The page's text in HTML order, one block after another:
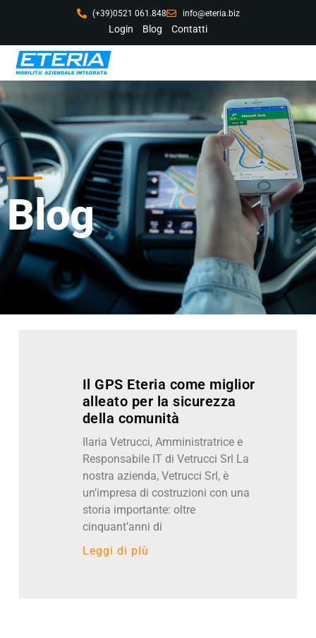
Login Blog Contatti
(+39)0521 061.848 info@eteria.biz
Blog
Il GPS Eteria come miglior
alleato per la sicurezza
della comunità
Ilaria Vetrucci, Amministratrice e
Responsabile IT di Vetrucci Srl La
nostra azienda, Vetrucci Srl, è
un’impresa di costruzioni con una
storia importante: oltre
cinquant’anni di
Leggi di pIù